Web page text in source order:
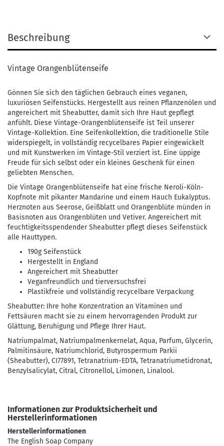
Beschreibung
Vintage Orangenblütenseife
Gönnen Sie sich den täglichen Gebrauch eines veganen,
luxuriösen Seifenstücks. Hergestellt aus reinen Pflanzenölen und
angereichert mit Sheabutter, damit sich Ihre Haut gepflegt
anfühlt. Diese Vintage-Orangenblütenseife ist Teil unserer
Vintage-Kollektion. Eine Seifenkollektion, die traditionelle Stile
widerspiegelt, in vollständig recycelbares Papier eingewickelt
und mit Kunstwerken im Vintage-Stil verziert ist. Eine üppige
Freude für sich selbst oder ein kleines Geschenk für einen
geliebten Menschen.
Die Vintage Orangenblütenseife hat eine frische Neroli-Köln-
Kopfnote mit pikanter Mandarine und einem Hauch Eukalyptus.
Herznoten aus Seerose, Geißblatt und Orangenblüte münden in
Basisnoten aus Orangenblüten und Vetiver. Angereichert mit
feuchtigkeitsspendender Sheabutter pflegt dieses Seifenstück
alle Hauttypen.
190g Seifenstück
Hergestellt in England
Angereichert mit Sheabutter
Veganfreundlich und tierversuchsfrei
Plastikfreie und vollständig recycelbare Verpackung
Sheabutter: Ihre hohe Konzentration an Vitaminen und
Fettsäuren macht sie zu einem hervorragenden Produkt zur
Glättung, Beruhigung und Pflege Ihrer Haut.
Natriumpalmat, Natriumpalmenkernelat, Aqua, Parfum, Glycerin,
Palmitinsäure, Natriumchlorid, Butyrospermum Parkii
(Sheabutter), CI77891, Tetranatrium-EDTA, Tetranatriumetidronat,
Benzylsalicylat, Citral, Citronellol, Limonen, Linalool.
Informationen zur Produktsicherheit und
Herstellerinformationen
Herstellerinformationen
The English Soap Company